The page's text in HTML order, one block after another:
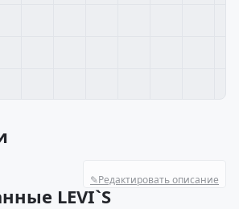
✎Редактировать описание
LEVI`S